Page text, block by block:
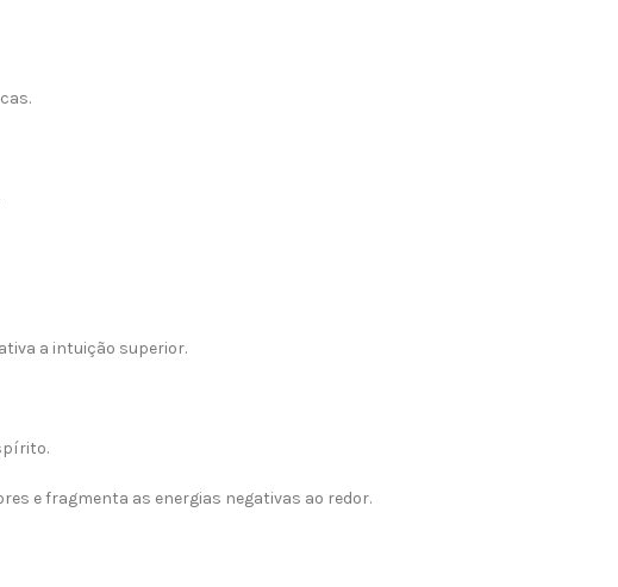
a intuição superior.
e fragmenta as energias negativas ao redor.